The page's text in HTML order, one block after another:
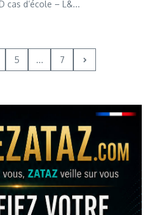
cas d’école – L&...
5 ... 7